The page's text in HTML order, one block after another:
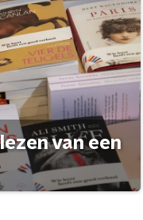
van een